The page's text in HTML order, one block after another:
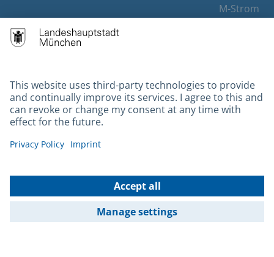
M-Strom
Contact
Barrierefreiheit
Kontakt